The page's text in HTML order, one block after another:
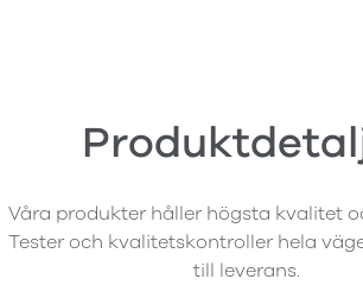
Våra produkter håller högsta kvalitet
Tester och kvalitetskontroller hela
till leverans.